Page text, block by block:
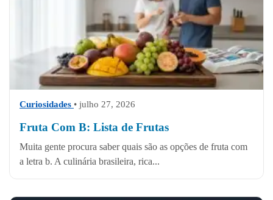
Curiosidades • julho 27, 2026
Fruta Com B: Lista de Frutas
Muita gente procura saber quais são as opções de fruta com
a letra b. A culinária brasileira, rica...